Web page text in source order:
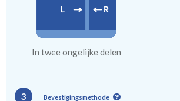
In twee ongelijke delen
3 Bevestigingsmethode